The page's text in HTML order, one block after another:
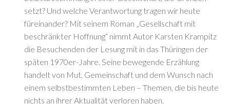
setzt? Und welche Verantwortung tragen wir heu­te
füreinander? Mit seinem Roman „Gesellschaft mit
beschränkter Hoff­nung“ nimmt Autor Karsten Krampitz
die Besuchenden der Lesung mit in das Thüringen der
späten 1970er-Jahre. Seine bewegende Erzählung
handelt von Mut, Gemeinschaft und dem Wunsch nach
einem selbstbestimmten Leben – Themen, die bis heute
nichts an ihrer Aktualität verloren haben.